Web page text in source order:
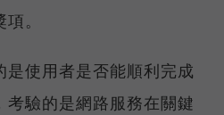
。
是使用者是否能順利完成
考驗的是網路服務在關鍵